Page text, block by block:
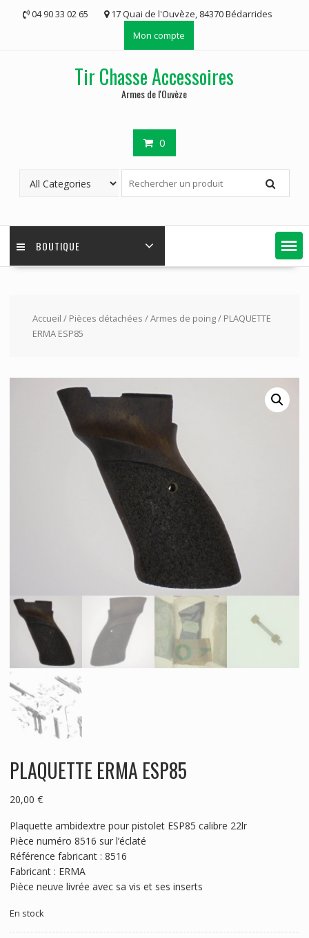
04 90 33 02 65
17 Quai de l'Ouvèze, 84370 Bédarrides
Mon compte
Tir Chasse Accessoires
Armes de l'Ouvèze
0
BOUTIQUE
Accueil / Pièces détachées /Armes de poing/ PLAQUETTE
ERMA ESP85
PLAQUETTE ERMA ESP85
20,00 €
Plaquette ambidextre pour pistolet ESP85 calibre 22lr
Pièce numéro 8516 sur l’éclaté
Référence fabricant : 8516
Fabricant : ERMA
Pièce neuve livrée avec sa vis et ses inserts
En stock